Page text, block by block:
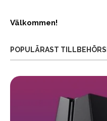
Välkommen!
POPULÄRAST